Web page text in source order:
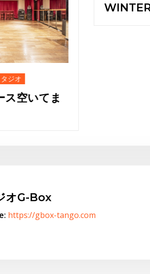
WINTER
https://gbox-tango.com